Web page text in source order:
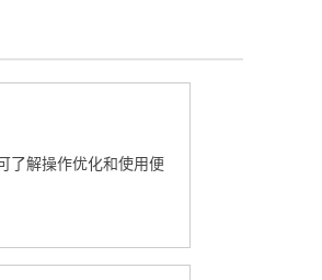
了解操作优化和使用便